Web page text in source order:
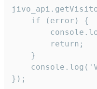
    if (error) {
        return;
    }
});